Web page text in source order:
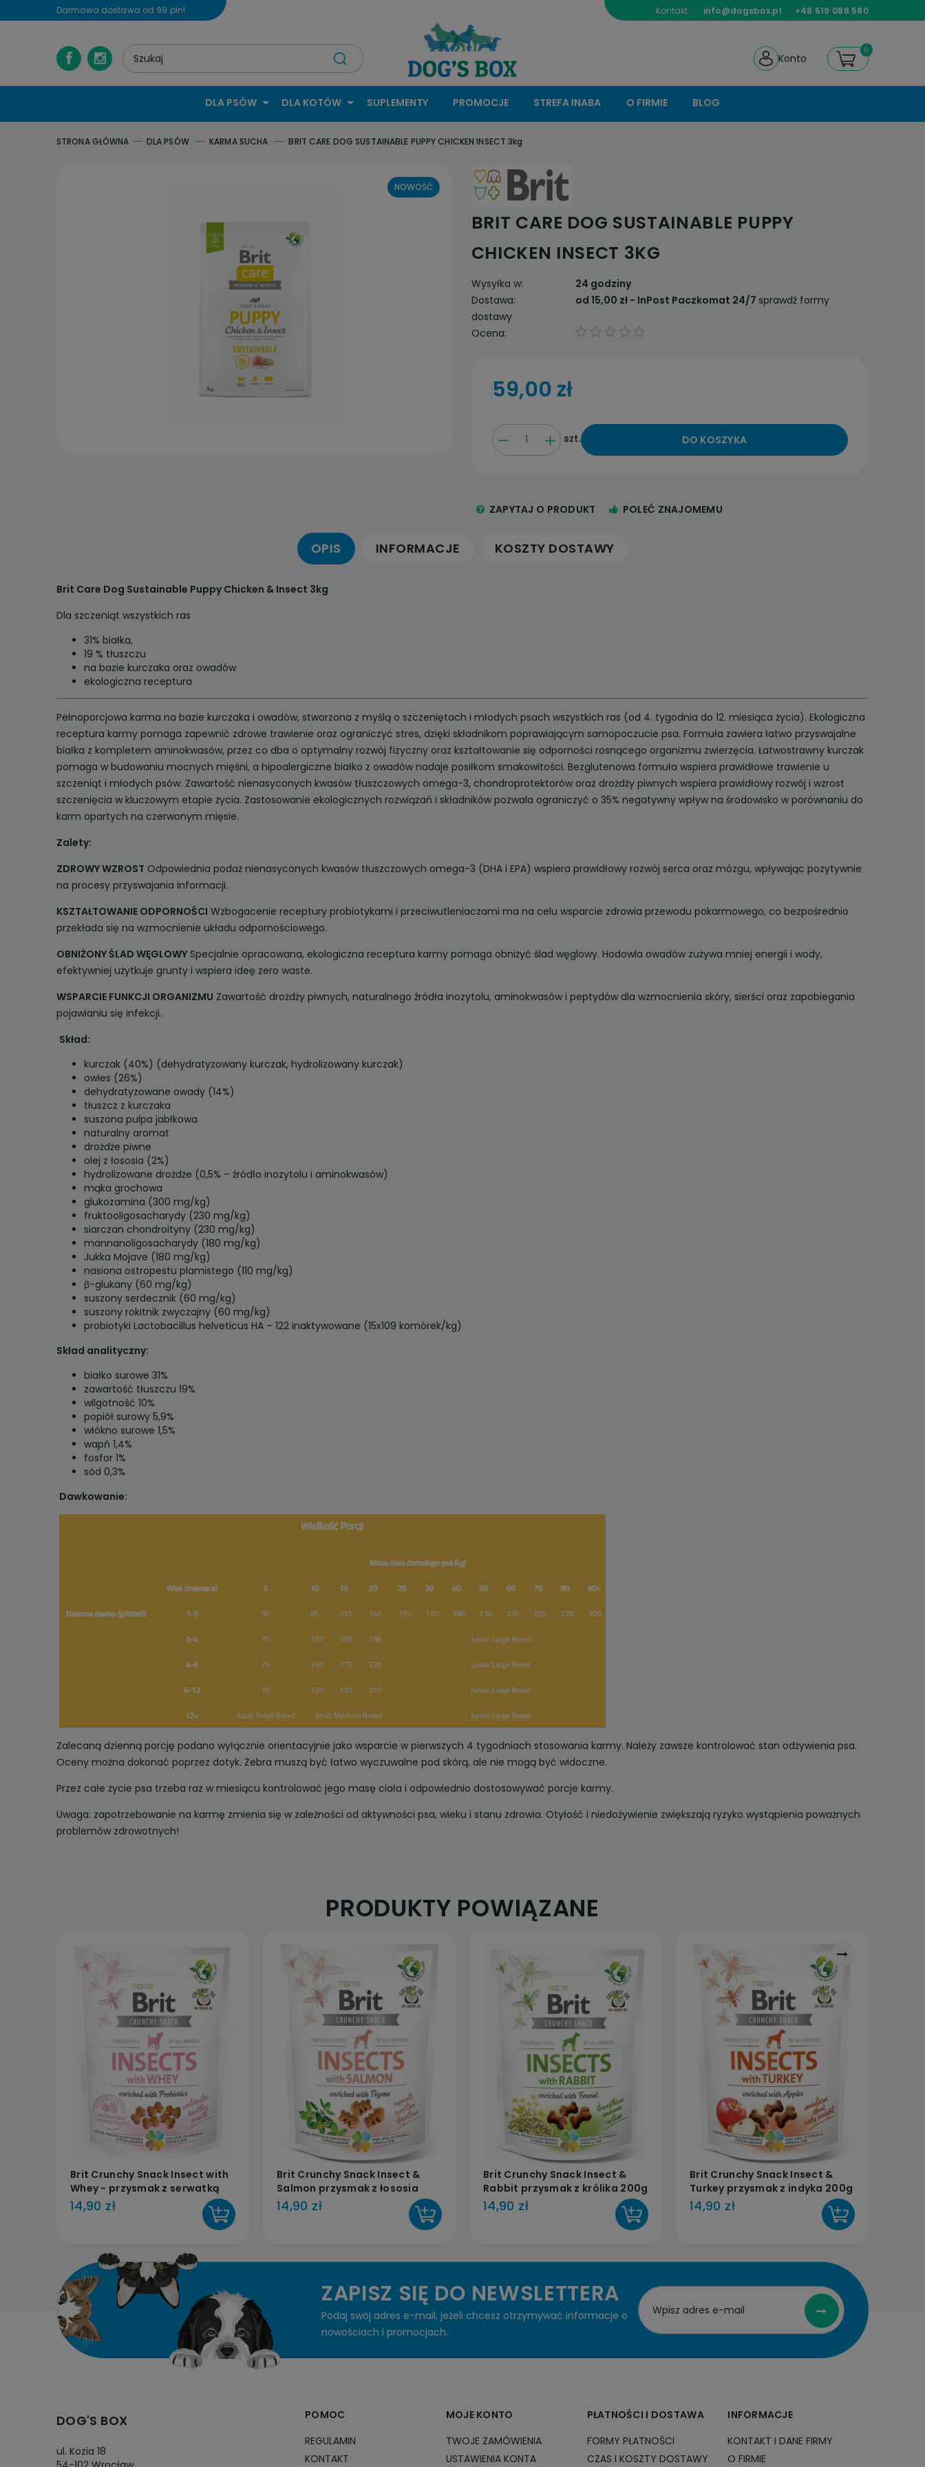
Darmowa dostawa od 99 pln! Kontakt: info@dogsbox.pl +48 519 088 580
Konto
DLA PSÓW DLA KOTÓW SUPLEMENTY PROMOCJE STREFA INABA O FIRMIE BLOG
STRONA GŁÓWNA DLA PSÓW KARMA SUCHA BRIT CARE DOG SUSTAINABLE PUPPY CHICKEN INSECT 3kg
NOWOŚĆ
BRIT CARE DOG SUSTAINABLE PUPPY
CHICKEN INSECT 3KG
Wysyłka w:
24 godziny
Dostawa:
od 15,00 zł - InPost Paczkomat 24/7 sprawdź formy
dostawy
Ocena:
59,00 zł
szt. DO KOSZYKA
ZAPYTAJ O PRODUKT POLEĆ ZNAJOMEMU
OPIS INFORMACJE KOSZTY DOSTAWY
Brit Care Dog Sustainable Puppy Chicken & Insect 3kg
Dla szczeniąt wszystkich ras
31% białka,
19 % tłuszczu
na bazie kurczaka oraz owadów
ekologiczna receptura
Pełnoporcjowa karma na bazie kurczaka i owadów, stworzona z myślą o szczeniętach i młodych psach wszystkich ras (od 4. tygodnia do 12. miesiąca życia). Ekologiczna
receptura karmy pomaga zapewnić zdrowe trawienie oraz ograniczyć stres, dzięki składnikom poprawiającym samopoczucie psa. Formuła zawiera łatwo przyswajalne
białka z kompletem aminokwasów, przez co dba o optymalny rozwój fizyczny oraz kształtowanie się odporności rosnącego organizmu zwierzęcia. Łatwostrawny kurczak
pomaga w budowaniu mocnych mięśni, a hipoalergiczne białko z owadów nadaje posiłkom smakowitości. Bezglutenowa formuła wspiera prawidłowe trawienie u
szczeniąt i młodych psów. Zawartość nienasyconych kwasów tłuszczowych omega-3, chondroprotektorów oraz drożdży piwnych wspiera prawidłowy rozwój i wzrost
szczenięcia w kluczowym etapie życia. Zastosowanie ekologicznych rozwiązań i składników pozwala ograniczyć o 35% negatywny wpływ na środowisko w porównaniu do
karm opartych na czerwonym mięsie.
Zalety:
ZDROWY WZROST Odpowiednia podaż nienasyconych kwasów tłuszczowych omega-3 (DHA i EPA) wspiera prawidłowy rozwój serca oraz mózgu, wpływając pozytywnie
na procesy przyswajania informacji.
KSZTAŁTOWANIE ODPORNOŚCI Wzbogacenie receptury probiotykami i przeciwutleniaczami ma na celu wsparcie zdrowia przewodu pokarmowego, co bezpośrednio
przekłada się na wzmocnienie układu odpornościowego.
OBNIŻONY ŚLAD WĘGLOWY Specjalnie opracowana, ekologiczna receptura karmy pomaga obniżyć ślad węglowy. Hodowla owadów zużywa mniej energii i wody,
efektywniej użytkuje grunty i wspiera ideę zero waste.
WSPARCIE FUNKCJI ORGANIZMU Zawartość drożdży piwnych, naturalnego źródła inozytolu, aminokwasów i peptydów dla wzmocnienia skóry, sierści oraz zapobiegania
pojawianiu się infekcji.
Skład:
kurczak (40%) (dehydratyzowany kurczak, hydrolizowany kurczak)
owies (26%)
dehydratyzowane owady (14%)
tłuszcz z kurczaka
suszona pulpa jabłkowa
naturalny aromat
drożdże piwne
olej z łososia (2%)
hydrolizowane drożdże (0,5% – źródło inozytolu i aminokwasów)
mąka grochowa
glukozamina (300 mg/kg)
fruktooligosacharydy (230 mg/kg)
siarczan chondroityny (230 mg/kg)
mannanoligosacharydy (180 mg/kg)
Jukka Mojave (180 mg/kg)
nasiona ostropestu plamistego (110 mg/kg)
β-glukany (60 mg/kg)
suszony serdecznik (60 mg/kg)
suszony rokitnik zwyczajny (60 mg/kg)
probiotyki Lactobacillus helveticus HA – 122 inaktywowane (15x109 komórek/kg)
Skład analityczny:
białko surowe 31%
zawartość tłuszczu 19%
wilgotność 10%
popiół surowy 5,9%
włókno surowe 1,5%
wapń 1,4%
fosfor 1%
sód 0,3%
Dawkowanie:
Zalecaną dzienną porcję podano wyłącznie orientacyjnie jako wsparcie w pierwszych 4 tygodniach stosowania karmy. Należy zawsze kontrolować stan odżywienia psa.
Oceny można dokonać poprzez dotyk. Żebra muszą być łatwo wyczuwalne pod skórą, ale nie mogą być widoczne.
Przez całe życie psa trzeba raz w miesiącu kontrolować jego masę ciała i odpowiednio dostosowywać porcje karmy.
Uwaga: zapotrzebowanie na karmę zmienia się w zależności od aktywności psa, wieku i stanu zdrowia. Otyłość i niedożywienie zwiększają ryzyko wystąpienia poważnych
problemów zdrowotnych!
PRODUKTY POWIĄZANE
Brit Crunchy Snack Insect with
Whey - przysmak z serwatką
dla szczeniąt 200g
14,90 zł
Brit Crunchy Snack Insect &
Salmon przysmak z łososia
200g
14,90 zł
Brit Crunchy Snack Insect &
Rabbit przysmak z królika 200g
14,90 zł
Brit Crunchy Snack Insect &
Turkey przysmak z indyka 200g
14,90 zł
ZAPISZ SIĘ DO NEWSLETTERA
Podaj swój adres e-mail, jeżeli chcesz otrzymywać informacje o
nowościach i promocjach.
DOG'S BOX
ul. Kozia 18
POMOC
REGULAMIN
KONTAKT
MOJE KONTO
TWOJE ZAMÓWIENIA
USTAWIENIA KONTA
PŁATNOŚCI I DOSTAWA
FORMY PŁATNOŚCI
CZAS I KOSZTY DOSTAWY
INFORMACJE
KONTAKT I DANE FIRMY
O FIRMIE